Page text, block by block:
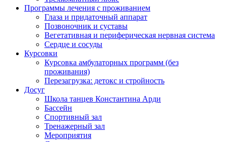
Программы лечения с проживанием
Глаза и придаточный аппарат
Позвоночник и суставы
Вегетативная и периферическая нервная система
Сердце и сосуды
Курсовки
Курсовка амбулаторных программ (без
проживания)
Перезагрузка: детокс и стройность
Досуг
Школа танцев Константина Арди
Бассейн
Спортивный зал
Тренажерный зал
Мероприятия